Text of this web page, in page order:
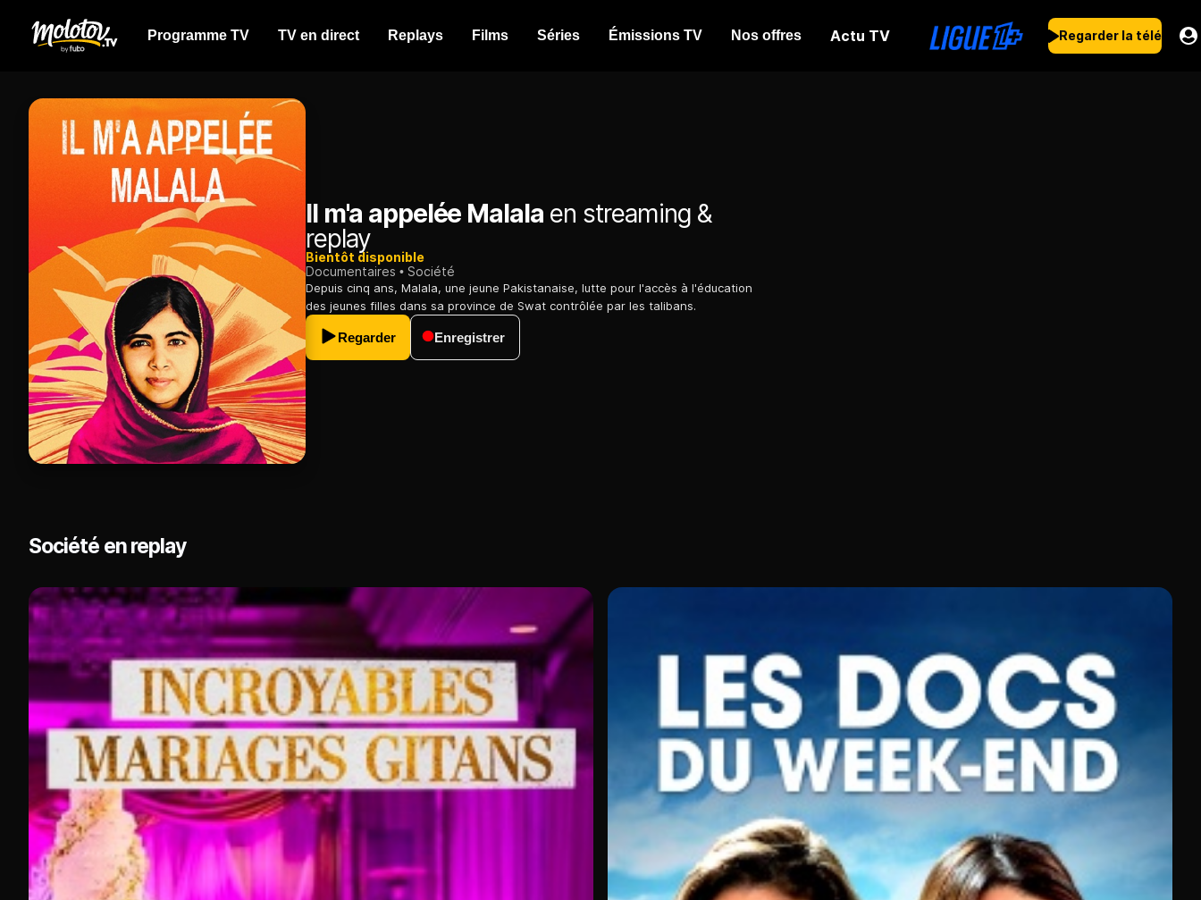
Programme TV TV en direct Replays Films Séries Émissions TV Nos offres Actu TV Regarder la télé
Il m'a appelée Malala en streaming &
replay
Bientôt disponible
Documentaires
Société
Depuis cinq ans, Malala, une jeune Pakistanaise, lutte pour l'accès à l'éducation
des jeunes filles dans sa province de Swat contrôlée par les talibans.
Regarder Enregistrer
Société en replay